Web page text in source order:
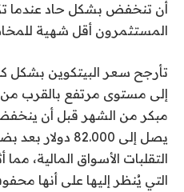
أن تنخفض بشكل حاد عندما
المستثمرون أقل شهية
تأرجح سعر البيتكوين
مبكر من الشهر قبل أن
يصل إلى 82.000
التقلبات الأسواق المالية،
التي يُنظر إليها على أنها